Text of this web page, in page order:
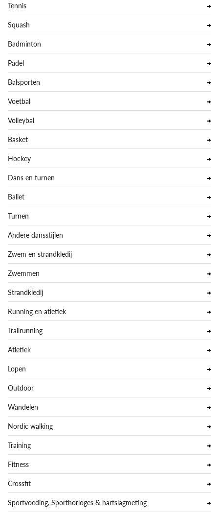
Tennis
Squash
Badminton
Padel
Balsporten
Voetbal
Volleybal
Basket
Hockey
Dans en turnen
Ballet
Turnen
Andere dansstijlen
Zwem en strandkledij
Zwemmen
Strandkledij
Running en atletiek
Trailrunning
Atletiek
Lopen
Outdoor
Wandelen
Nordic walking
Training
Fitness
Crossfit
Sportvoeding, Sporthorloges & hartslagmeting